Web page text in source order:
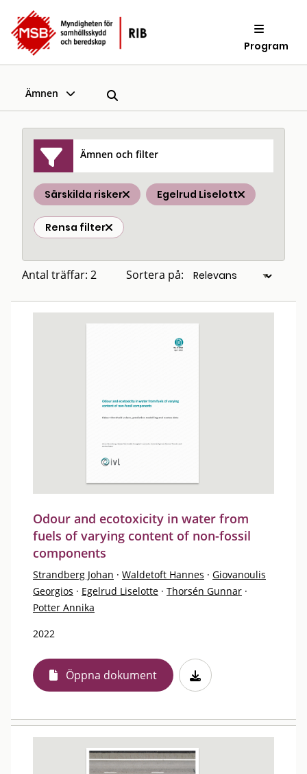
Program
Ämnen
Ämnen och filter
Särskilda risker Egelrud Liselott
Rensa filter
Antal träffar: 2 Sortera på:
Odour and ecotoxicity in water from
fuels of varying content of non-fossil
components
Strandberg Johan · Waldetoft Hannes · Giovanoulis
Georgios · Egelrud Liselotte · Thorsén Gunnar ·
Potter Annika
2022
Öppna dokument